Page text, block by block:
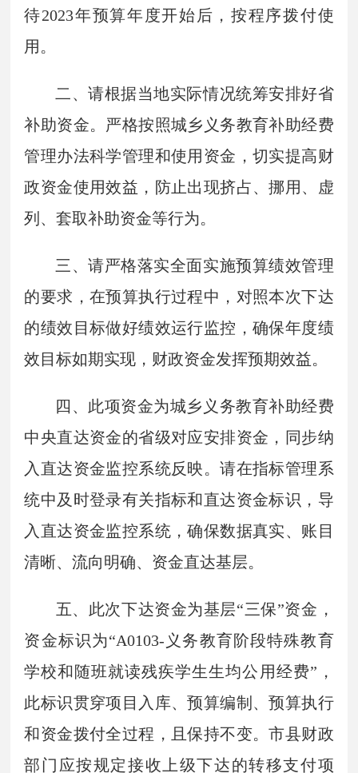
待2023年预算年度开始后，按程序拨付使
用。
二、请根据当地实际情况统筹安排好省
补助资金。严格按照城乡义务教育补助经费
管理办法科学管理和使用资金，切实提高财
政资金使用效益，防止出现挤占、挪用、虚
列、套取补助资金等行为。
三、请严格落实全面实施预算绩效管理
的要求，在预算执行过程中，对照本次下达
的绩效目标做好绩效运行监控，确保年度绩
效目标如期实现，财政资金发挥预期效益。
四、此项资金为城乡义务教育补助经费
中央直达资金的省级对应安排资金，同步纳
入直达资金监控系统反映。请在指标管理系
统中及时登录有关指标和直达资金标识，导
入直达资金监控系统，确保数据真实、账目
清晰、流向明确、资金直达基层。
五、此次下达资金为基层“三保”资金，
资金标识为“A0103-义务教育阶段特殊教育
学校和随班就读残疾学生生均公用经费”，
此标识贯穿项目入库、预算编制、预算执行
和资金拨付全过程，且保持不变。市县财政
部门应按规定接收上级下达的转移支付项